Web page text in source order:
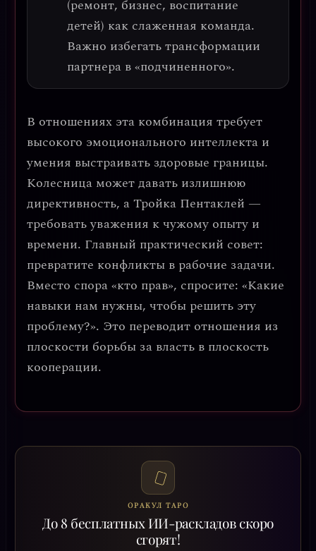
(ремонт, бизнес, воспитание
детей) как слаженная команда.
Важно избегать трансформации
партнера в «подчиненного».
В отношениях эта комбинация требует
высокого эмоционального интеллекта и
умения выстраивать здоровые границы.
Колесница может давать излишнюю
директивность, а Тройка Пентаклей —
требовать уважения к чужому опыту и
времени. Главный практический совет:
превратите конфликты в рабочие задачи.
Вместо спора «кто прав», спросите: «Какие
навыки нам нужны, чтобы решить эту
проблему?». Это переводит отношения из
плоскости борьбы за власть в плоскость
кооперации.
ОРАКУЛ ТАРО
До 8 бесплатных ИИ-раскладов скоро
сгорят!